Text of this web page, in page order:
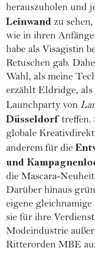
herauszuholen und
Leinwand zu
wie in ihren
habe als Visagistin
Retuschen gab.
Wahl, als meine
erzählt Eldridge, als
Launchparty von
Düsseldorf treffen.
globale
anderem für die
und
die Mascara-
Darüber hinaus
eigene
sie für ihre
Modeindustrie
Ritterorden MBE